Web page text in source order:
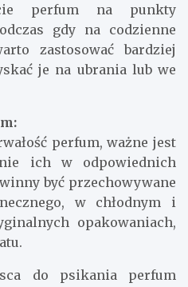
perfum na punkty
gdy na codzienne
zastosować bardziej
je na ubrania lub we
perfum, ważne jest
ich w odpowiednich
być przechowywane
w chłodnym i
opakowaniach,
do psikania perfum